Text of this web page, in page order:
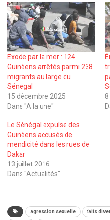
Exode par la mer : 124
Guinéens arrêtés parmi 238
migrants au large du
Sénégal
15 décembre 2025
Dans "A la une"
Le Sénégal expulse des
Guinéens accusés de
mendicité dans les rues de
Dakar
13 juillet 2016
Dans "Actualités"
agression sexuelle faits